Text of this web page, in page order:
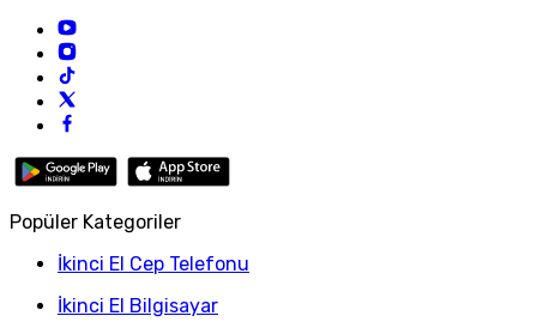
Popüler Kategoriler
İkinci El Cep Telefonu
İkinci El Bilgisayar